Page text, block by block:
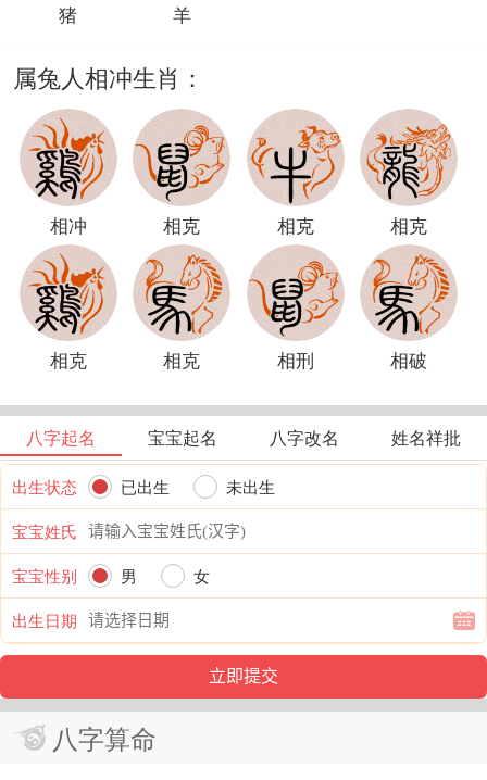
猪 羊
属兔人相冲生肖：
相冲 相克 相克 相克
相克 相克 相刑 相破
八字起名 宝宝起名 八字改名 姓名祥批
出生状态 已出生
未出生
宝宝姓氏
宝宝性别
男
女
出生日期
八字算命